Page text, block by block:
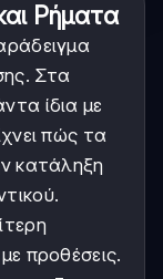
Ρήματα
Στα
ίδια με
πώς τα
κατάληξη
προθέσεις.